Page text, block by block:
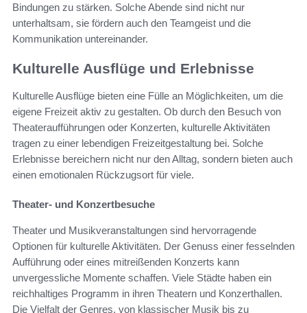
Bindungen zu stärken. Solche Abende sind nicht nur
unterhaltsam, sie fördern auch den Teamgeist und die
Kommunikation untereinander.
Kulturelle Ausflüge und Erlebnisse
Kulturelle Ausflüge bieten eine Fülle an Möglichkeiten, um die
eigene Freizeit aktiv zu gestalten. Ob durch den Besuch von
Theateraufführungen oder Konzerten, kulturelle Aktivitäten
tragen zu einer lebendigen Freizeitgestaltung bei. Solche
Erlebnisse bereichern nicht nur den Alltag, sondern bieten auch
einen emotionalen Rückzugsort für viele.
Theater- und Konzertbesuche
Theater und Musikveranstaltungen sind hervorragende
Optionen für kulturelle Aktivitäten. Der Genuss einer fesselnden
Aufführung oder eines mitreißenden Konzerts kann
unvergessliche Momente schaffen. Viele Städte haben ein
reichhaltiges Programm in ihren Theatern und Konzerthallen.
Die Vielfalt der Genres, von klassischer Musik bis zu